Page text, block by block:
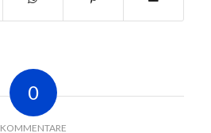
0
KOMMENTARE